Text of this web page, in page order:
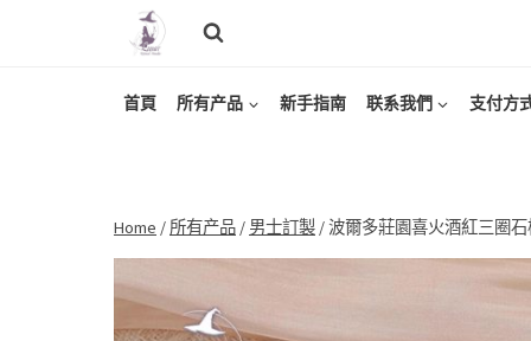
首頁 所有产品 新手指南 联系我們 支付方
Home / 所有产品 / 男士訂製 /波爾多莊園喜火酒紅三圈